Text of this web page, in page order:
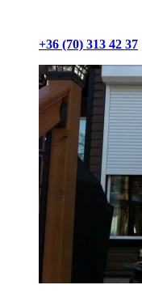
+36 (70) 313 42 37